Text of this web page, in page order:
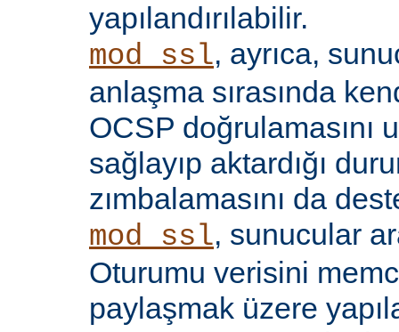
yapılandırılabilir.
mod_ssl, ayrıca,
anlaşma sırasında
OCSP doğrulamasını
sağlayıp aktardığı
zımbalamasını da
mod_ssl, sunucular
Oturumu verisini
paylaşmak üzere